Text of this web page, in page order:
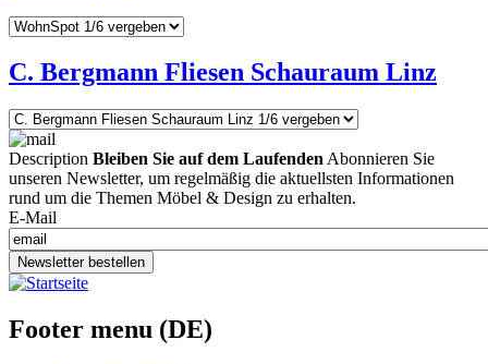
C. Bergmann Fliesen Schauraum Linz
Description Bleiben Sie auf dem Laufenden Abonnieren Sie
unseren Newsletter, um regelmäßig die aktuellsten Informationen
rund um die Themen Möbel & Design zu erhalten.
E-Mail
Newsletter bestellen
Footer menu (DE)